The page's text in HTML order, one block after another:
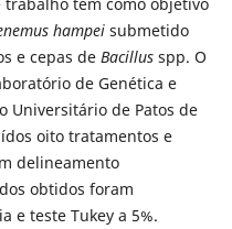
hampeisubmetido
e cepas de Bacillus spp. O
de Genética e
Universitário de Patos de
oito tratamentos e
delineamento
obtidos foram
e teste Tukey a 5%.